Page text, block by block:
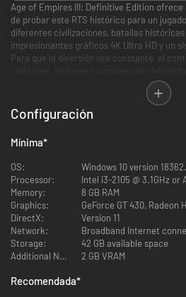
Age of Empires III: Definitive Edition ofrece
de probar este RTS histórico para un
diferentes civilizaciones, batallas
impresionantes gráficos 4K Ultra HD y un
Para que la diversión sea constante, el
eventos, ¡así que ven a jugar a menudo!
*Nota: Para desbloquear todas las
producto «Juego completo».
Age of Empires III: Definitive Edition
definitiva con características mejoradas y
modernizado.
Dirige civilizaciones poderosas de toda
campos de batalla de Asia con unos
banda sonora totalmente remasterizada.
La versión de prueba permite acceder a
multijugador, una prueba de la campaña de
Configuración
Mínima*
OS:
Windows 10 version
Processor:
Intel i3-2105 @ 3.1GHz
Memory:
8 GB RAM
Graphics:
GeForce GT 430,
DirectX:
Version 11
Network:
Broadband Internet
Storage:
42 GB available space
Additional Notes:
2 GB VRAM
Recomendada*